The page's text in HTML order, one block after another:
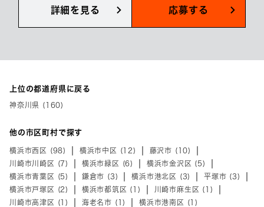
詳細を見る 応募する
上位の都道府県に戻る
神奈川県 (160)
他の市区町村で探す
横浜市西区 (98) 横浜市中区 (12)
藤沢市 (10)
川崎市川崎区 (7)
横浜市緑区 (6)
横浜市金沢区 (5)
横浜市青葉区 (5)
鎌倉市 (3) 横浜市港北区 (3)
平塚市 (3)
横浜市戸塚区 (2)
横浜市都筑区 (1)
川崎市麻生区 (1)
川崎市高津区 (1)
海老名市 (1) 横浜市港南区 (1)